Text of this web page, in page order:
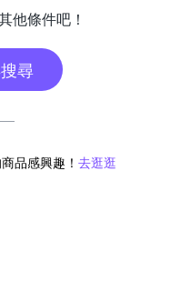
他條件吧！
尋
品感興趣！ 去逛逛